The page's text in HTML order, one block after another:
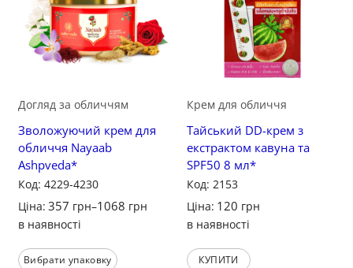
Догляд за обличчям
Зволожуючий крем для
обличчя Nayaab
Ashpveda*
Код: 4229-4230
Ціна: 357 грн–1068 грн
в наявності
Вибрати упаковку
Крем для обличчя
Тайський DD-крем з
екстрактом кавуна та
SPF50 8 мл*
Код: 2153
Ціна: 120 грн
в наявності
КУПИТИ